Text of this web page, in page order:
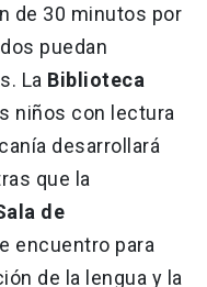
de 30 minutos por
puedan
La Biblioteca
niños con lectura
desarrollará
que la
de
encuentro para
de la lengua y la